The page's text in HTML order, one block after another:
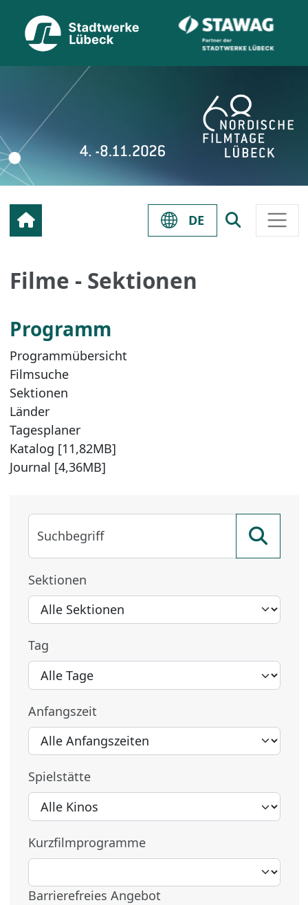
DE
Filme - Sektionen
Programm
Programmübersicht
Filmsuche
Sektionen
Länder
Tagesplaner
Katalog [11,82MB]
Journal [4,36MB]
Suchbegriff
Sektionen
Tag
Anfangszeit
Spielstätte
Kurzfilmprogramme
Barrierefreies Angebot